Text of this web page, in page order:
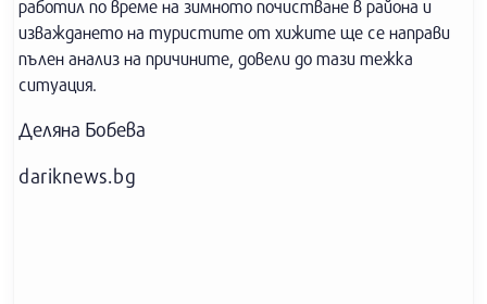
работил по време на зимното почистване в района и
изваждането на туристите от хижите ще се направи
пълен анализ на причините, довели до тази тежка
ситуация.
Деляна Бобева
dariknews.bg